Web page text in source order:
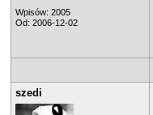
Wpisów: 2005
Od: 2006-12-02
szedi